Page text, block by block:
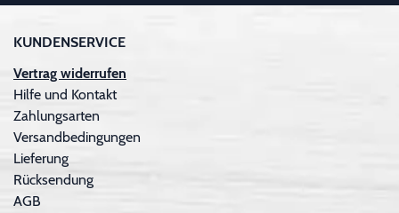
KUNDENSERVICE
Vertrag widerrufen
Hilfe und Kontakt
Zahlungsarten
Versandbedingungen
Lieferung
Rücksendung
AGB